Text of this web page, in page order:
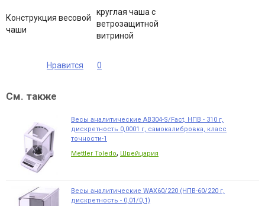
Конструкция весовой
чаши
круглая чаша с
ветрозащитной
витриной
Нравится 0
См. также
Весы аналитические AB304-S/Fact, НПВ - 310 г,
дискретность 0,0001 г, самокалибровка, класс
точности-1
Mettler Toledo, Швейцария
Весы аналитические WAX60/220 (НПВ-60/220 г,
дискретность - 0,01/0,1)